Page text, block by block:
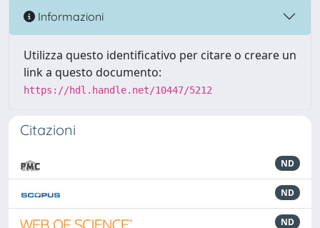
Informazioni
Utilizza questo identificativo per citare o creare un
link a questo documento:
https://hdl.handle.net/10447/5212
Citazioni
ND
ND
ND